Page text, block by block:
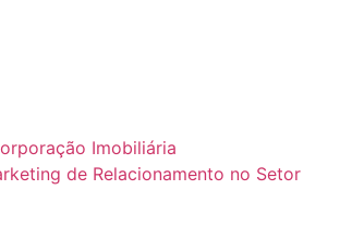
Imobiliária
de Relacionamento no Setor